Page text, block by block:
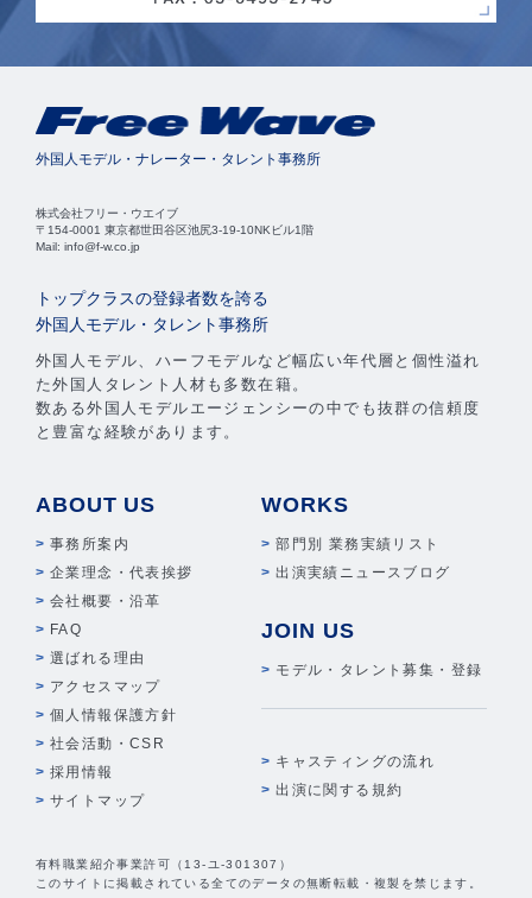
外国人モデル・ナレーター・タレント事務所
株式会社フリー・ウエイブ
〒154-0001 東京都世田谷区池尻3-19-10NKビル1階
Mail: info@f-w.co.jp
トップクラスの登録者数を誇る
外国人モデル・タレント事務所
外国人モデル、ハーフモデルなど幅広い年代層と個性溢れ
た外国人タレント人材も多数在籍。
数ある外国人モデルエージェンシーの中でも抜群の信頼度
と豊富な経験があります。
ABOUT US
事務所案内
企業理念・代表挨拶
会社概要・沿革
FAQ
選ばれる理由
アクセスマップ
個人情報保護方針
社会活動・CSR
採用情報
サイトマップ
WORKS
部門別 業務実績リスト
出演実績ニュースブログ
JOIN US
モデル・タレント募集・登録
キャスティングの流れ
出演に関する規約
有料職業紹介事業許可（13-ユ-301307）
このサイトに掲載されている全てのデータの無断転載・複製を禁じます。